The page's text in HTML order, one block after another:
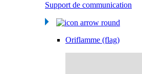
Support de communication
Oriflamme (flag)